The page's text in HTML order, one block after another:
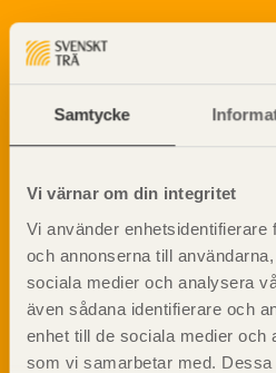
Samtycke
Vi värnar om din integritet
Vi använder enhetsidentifierare
och annonserna till
sociala medier och analysera
även sådana identifierare och
enhet till de sociala medier och
som vi samarbetar med.
Dela på
Prenumerera på Svenskt
informationsutskick!